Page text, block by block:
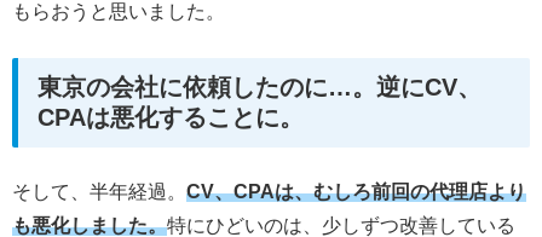
もらおうと思いました。
東京の会社に依頼したのに…。逆にCV、
CPAは悪化することに。
そして、半年経過。 CV、CPAは、むしろ前回の代理店より
も悪化しました。特にひどいのは、少しずつ改善している